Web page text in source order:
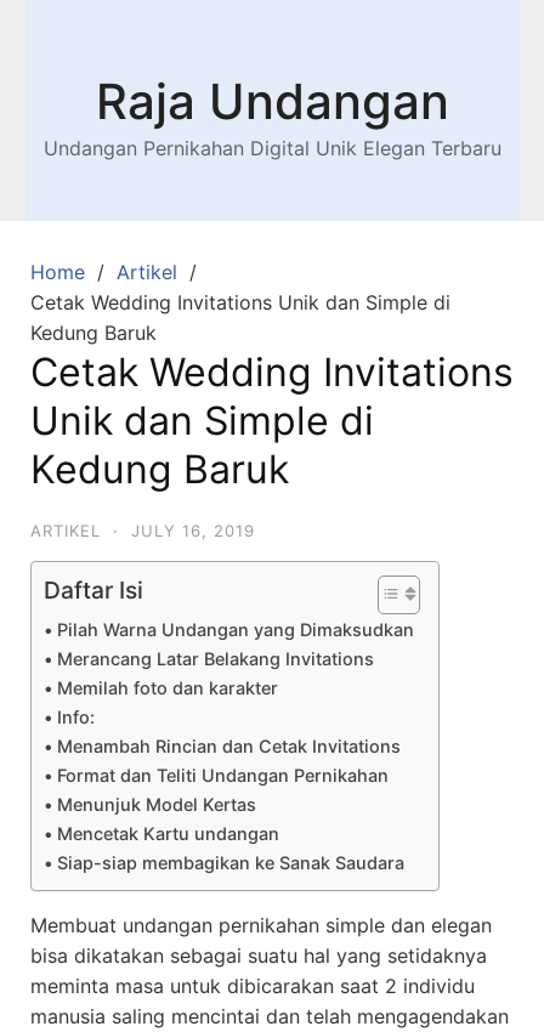
Raja Undangan
Undangan Pernikahan Digital Unik Elegan Terbaru
Home
Artikel
Cetak Wedding Invitations Unik dan Simple di
Kedung Baruk
Cetak Wedding Invitations
Unik dan Simple di
Kedung Baruk
ARTIKEL · JULY 16, 2019
Daftar Isi
Pilah Warna Undangan yang Dimaksudkan
Merancang Latar Belakang Invitations
Memilah foto dan karakter
Info:
Menambah Rincian dan Cetak Invitations
Format dan Teliti Undangan Pernikahan
Menunjuk Model Kertas
Mencetak Kartu undangan
Siap-siap membagikan ke Sanak Saudara
Membuat undangan pernikahan simple dan elegan
bisa dikatakan sebagai suatu hal yang setidaknya
meminta masa untuk dibicarakan saat 2 individu
manusia saling mencintai dan telah mengagendakan